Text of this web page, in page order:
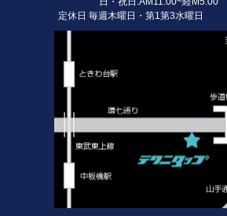
定休日 毎週木曜日・第1第3水曜日